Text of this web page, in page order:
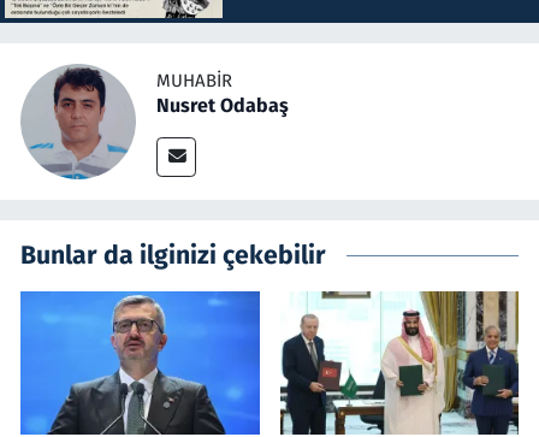
MUHABIR
Nusret Odabaş
Bunlar da ilginizi çekebilir